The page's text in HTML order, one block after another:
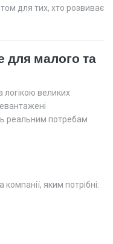
для тих, хто розвиває
для малого та
логікою великих
реальним потребам
яким потрібні: